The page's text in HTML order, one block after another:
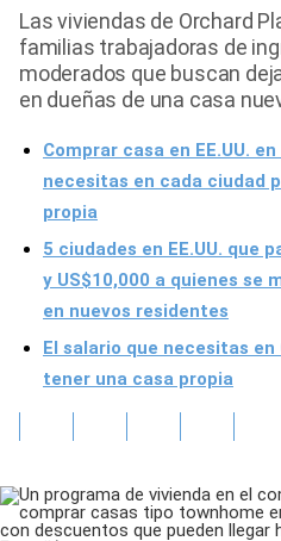
Tendencias Mix
Sports
Las viviendas de Orchard
familias trabajadoras de
moderados que buscan
en dueñas de una casa
Comprar casa en EE.UU.
necesitas en cada ciudad
propia
5 ciudades en EE.UU. que
y US$10,000 a quienes se
en nuevos residentes
El salario que necesitas
tener una casa propia